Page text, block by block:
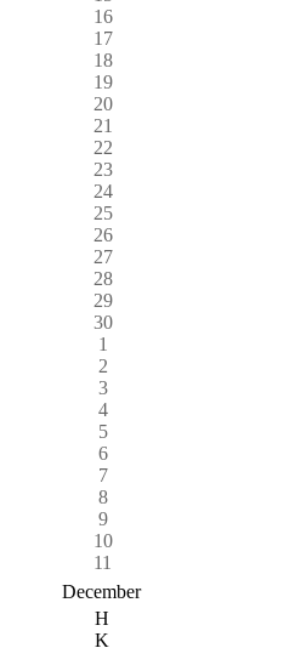
16
17
18
19
20
21
22
23
24
25
26
27
28
29
30
1
2
3
4
5
6
7
8
9
10
11
December
H
K